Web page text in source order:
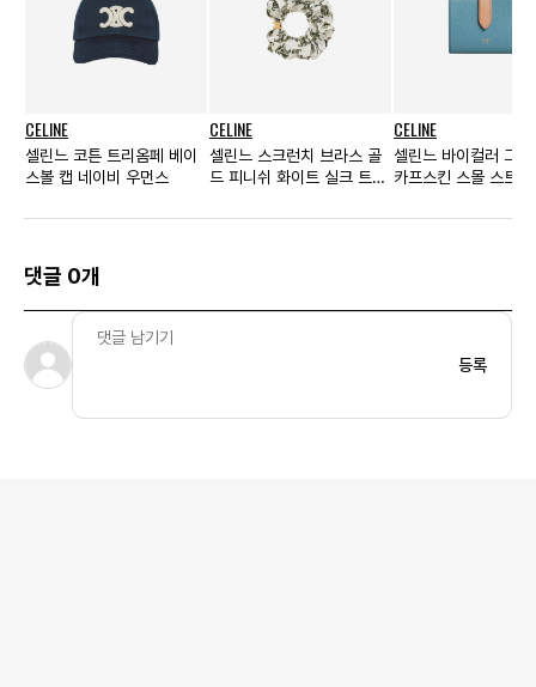
CELINE
셀린느 코튼 트리옴페 베이
스볼 캡 네이비 우먼스
CELINE
셀린느 스크런치 브라스 골
드 피니쉬 화이트 실크 트리
끄레 우먼스
CELINE
셀린느 바이컬러 그레
카프스킨 스몰 스트
댓글 0개
등록